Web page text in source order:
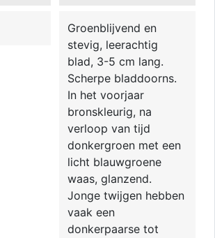
Groenblijvend en
stevig, leerachtig
blad, 3-5 cm lang.
Scherpe bladdoorns.
In het voorjaar
bronskleurig, na
verloop van tijd
donkergroen met een
licht blauwgroene
waas, glanzend.
Jonge twijgen hebben
vaak een
donkerpaarse tot